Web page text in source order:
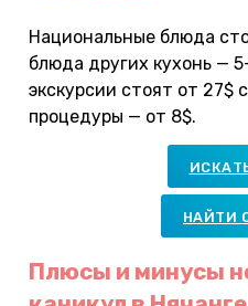
Национальные блюда
блюда других кухонь —
экскурсии стоят от 27$
процедуры — от 8$.
НАЙТИ
Плюсы и минусы